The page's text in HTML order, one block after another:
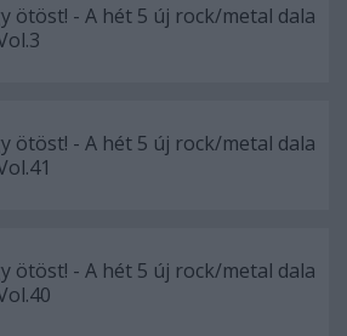
ötöst! - A hét 5 új rock/metal dala
ötöst! - A hét 5 új rock/metal dala
ötöst! - A hét 5 új rock/metal dala